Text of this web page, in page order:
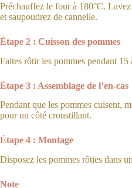
Préchauffez le four à 180°C.
et saupoudrez de cannelle.
Étape 2 : Cuisson des pommes
Faites rôtir les pommes pendant 15
Étape 3 : Assemblage de l’en-cas
Pendant que les pommes cuisent,
pour un côté croustillant.
Étape 4 : Montage
Disposez les pommes rôties dans
Note